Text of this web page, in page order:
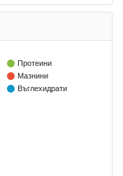
Протеини
Мазнини
Въглехидрати